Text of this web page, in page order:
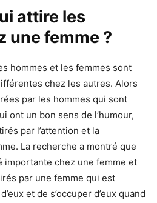
attire les
une femme ?
hommes et les femmes sont
chez les autres. Alors
par les hommes qui sont
ont un bon sens de l’humour,
par l’attention et la
La recherche a montré que
importante chez une femme et
par une femme qui est
et de s’occuper d’eux quand